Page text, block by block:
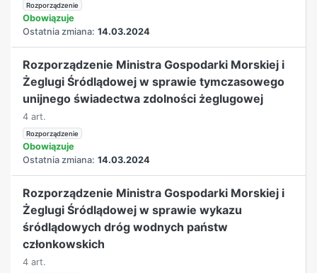
Rozporządzenie
Obowiązuje
Ostatnia zmiana: 14.03.2024
Rozporządzenie Ministra Gospodarki Morskiej i
Żeglugi Śródlądowej w sprawie tymczasowego
unijnego świadectwa zdolności żeglugowej
4 art.
Rozporządzenie
Obowiązuje
Ostatnia zmiana: 14.03.2024
Rozporządzenie Ministra Gospodarki Morskiej i
Żeglugi Śródlądowej w sprawie wykazu
śródlądowych dróg wodnych państw
członkowskich
4 art.